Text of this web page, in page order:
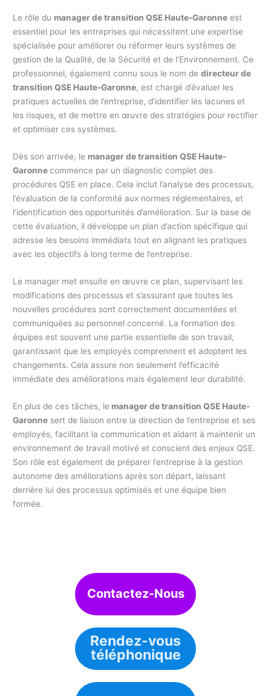
Le rôle du manager de transition QSE Haute-Garonne est
essentiel pour les entreprises qui nécessitent une expertise
spécialisée pour améliorer ou réformer leurs systèmes de
gestion de la Qualité, de la Sécurité et de l’Environnement. Ce
professionnel, également connu sous le nom dedirecteur de
transition QSE Haute-Garonne, est chargé d’évaluer les
pratiques actuelles de l’entreprise, d’identifier les lacunes et
les risques, et de mettre en œuvre des stratégies pour rectifier
et optimiser ces systèmes.
Dès son arrivée, le manager de transition QSE Haute-
Garonnecommence par un diagnostic complet des
procédures QSE en place. Cela inclut l’analyse des processus,
l’évaluation de la conformité aux normes réglementaires, et
l’identification des opportunités d’amélioration. Sur la base de
cette évaluation, il développe un plan d’action spécifique qui
adresse les besoins immédiats tout en alignant les pratiques
avec les objectifs à long terme de l’entreprise.
Le manager met ensuite en œuvre ce plan, supervisant les
modifications des processus et s’assurant que toutes les
nouvelles procédures sont correctement documentées et
communiquées au personnel concerné. La formation des
équipes est souvent une partie essentielle de son travail,
garantissant que les employés comprennent et adoptent les
changements. Cela assure non seulement l’efficacité
immédiate des améliorations mais également leur durabilité.
En plus de ces tâches, le manager de transition QSE Haute-
Garonne sert de liaison entre la direction de l’entreprise et ses
employés, facilitant la communication et aidant à maintenir un
environnement de travail motivé et conscient des enjeux QSE.
Son rôle est également de préparer l’entreprise à la gestion
autonome des améliorations après son départ, laissant
derrière lui des processus optimisés et une équipe bien
formée.
Contactez-Nous
Rendez-vous
téléphonique